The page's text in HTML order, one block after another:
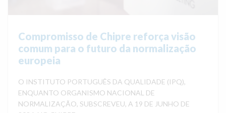
Compromisso de Chipre reforça visão
comum para o futuro da normalização
europeia
O INSTITUTO PORTUGUÊS DA QUALIDADE (IPQ),
ENQUANTO ORGANISMO NACIONAL DE
NORMALIZAÇÃO, SUBSCREVEU, A 19 DE JUNHO DE